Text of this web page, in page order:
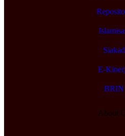
Siakad
E-
BRIN
About